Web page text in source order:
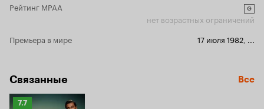
Рейтинг MPAA
G
нет возрастных ограничений
Премьера в мире
17 июля 1982, ...
Связанные Все
Рейтинг
7.7